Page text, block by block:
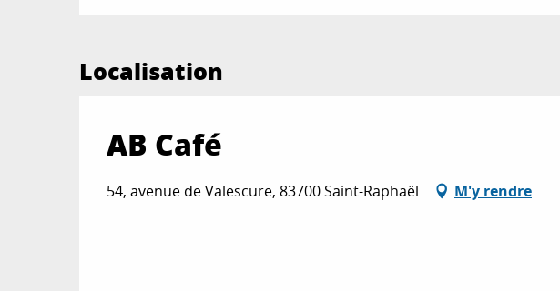
Localisation
AB Café
54, avenue de Valescure, 83700 Saint-Raphaël M'y rendre